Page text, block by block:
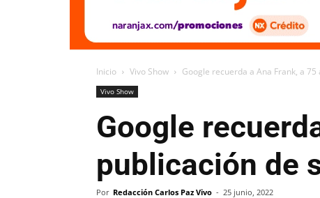
Inicio Vivo Show Google recuerda a Ana Frank, a
Vivo Show
Google
publicación de
Por Redacción Carlos Paz Vivo - 25 junio, 2022